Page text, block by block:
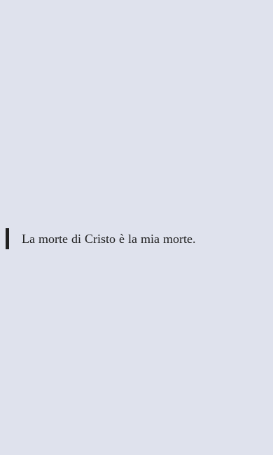
La morte di Cristo è la mia morte.